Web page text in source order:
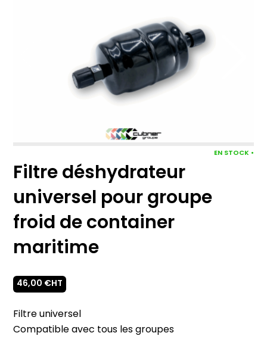
EN STOCK •
Filtre déshydrateur
universel pour groupe
froid de container
maritime
46,00 €HT
Filtre universel
Compatible avec tous les groupes